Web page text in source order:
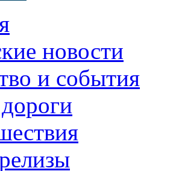
новости
и события